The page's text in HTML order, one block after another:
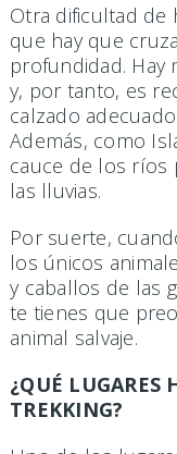
Otra dificultad de
que hay que
profundidad. Hay
y, por tanto, es
calzado
Además, como
cauce de los
las lluvias.
Por suerte,
los únicos
y caballos de las
te tienes que
animal salvaje.
¿QUÉ LUGARES
TREKKING?